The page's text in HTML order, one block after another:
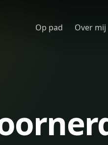
Op pad Over mij